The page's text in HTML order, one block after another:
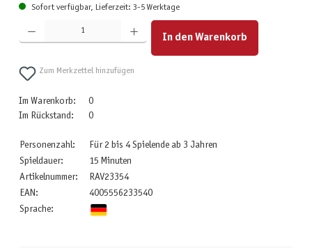
Sofort verfügbar, Lieferzeit: 3-5 Werktage
Produkt Anzahl: Gib den gewünschten Wert ein oder benutze die Schaltflächen um die Anzahl zu
In den Warenkorb
Zum Merkzettel hinzufügen
Im Warenkorb:
0
Im Rückstand:
0
Personenzahl:
Für 2 bis 4 Spielende ab 3 Jahren
Spieldauer:
15 Minuten
Artikelnummer:
RAV23354
EAN:
4005556233540
Sprache: